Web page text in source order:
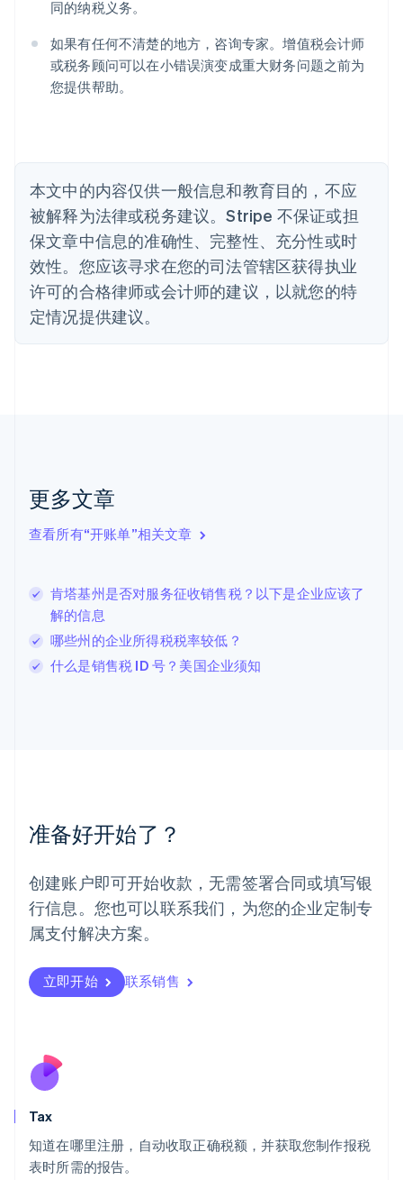
同的纳税义务。
如果有任何不清楚的地方，咨询专家。增值税会计师
或税务顾问可以在小错误演变成重大财务问题之前为
您提供帮助。
本文中的内容仅供一般信息和教育目的，不应
被解释为法律或税务建议。Stripe 不保证或担
保文章中信息的准确性、完整性、充分性或时
效性。您应该寻求在您的司法管辖区获得执业
许可的合格律师或会计师的建议，以就您的特
定情况提供建议。
更多文章
查看所有“开账单”相关文章
肯塔基州是否对服务征收销售税？以下是企业应该了
解的信息
哪些州的企业所得税税率较低？
什么是销售税 ID 号？美国企业须知
准备好开始了？
创建账户即可开始收款，无需签署合同或填写银
行信息。您也可以联系我们，为您的企业定制专
属支付解决方案。
立即开始 联系销售
Tax
知道在哪里注册，自动收取正确税额，并获取您制作报税
表时所需的报告。
奥地利
澳大利亚
English
巴西
比利时
波兰
English
丹麦
English
德国
Deutsch English
法国
FrançaisEnglish
芬兰
克罗地亚
EnglishItaliano
拉脱维亚
English
列支敦士登
DeutschEnglish
卢森堡
Français DeutschEnglish
罗马尼亚
墨西哥
EspañolEnglish
English
葡萄牙
PortuguêsEnglish
日本
瑞典
Svenska English
瑞士
English
斯洛伐克
泰国
ไทยEnglish